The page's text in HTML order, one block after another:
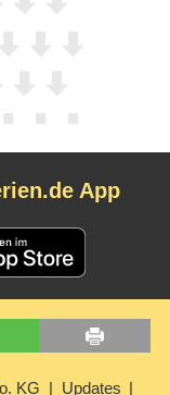
App
KG Updates